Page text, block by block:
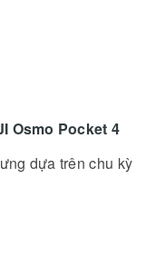
Osmo Pocket 4
dựa trên chu kỳ